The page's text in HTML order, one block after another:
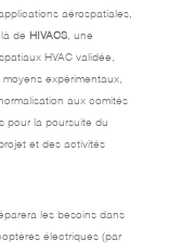
aérospatiales,
de HIVACS, une
HVAC validée,
expérimentaux,
aux comités
pour la poursuite du
et des activités
les besoins dans
électriques (par